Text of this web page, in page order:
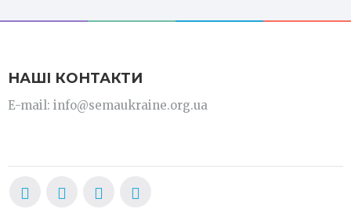
НАШІ КОНТАКТИ
E-mail: info@semaukraine.org.ua